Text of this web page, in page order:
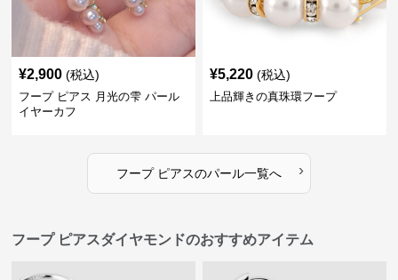
¥2,900 (税込)
フープ ピアス 月光の雫 パール
イヤーカフ
¥5,220 (税込)
上品輝きの真珠環フープ
フープ ピアスのパール一覧へ ›
フープ ピアスダイヤモンドのおすすめアイテム